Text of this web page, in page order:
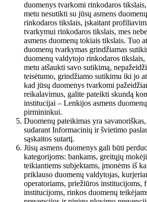
duomenys tvarkomi rinkodaros
metu nesutikti su jūsų asmens
rinkodaros tikslais, įskaitant
tvarkymui rinkodaros tikslais, mes
asmens duomenų tokiais tikslais. Tuo
duomenų tvarkymas grindžiamas
duomenų valdytojo rinkodaros
metu atšaukti savo sutikimą,
teisėtumo, grindžiamo sutikimu iki jo
kad jūsų duomenys tvarkomi
reikalavimus, galite pateikti skundą
institucijai – Lenkijos asmens
pirmininkui.
Duomenų pateikimas yra
sudarant Informacinių ir švietimo
sąskaitos sutartį.
Jūsų asmens duomenys gali būti
kategorijoms: bankams, greitųjų
teikiantiems subjektams, įmonėms iš
priklauso duomenų valdytojas,
operatoriams, priežiūros institucijoms,
institucijoms, rinkos duomenų